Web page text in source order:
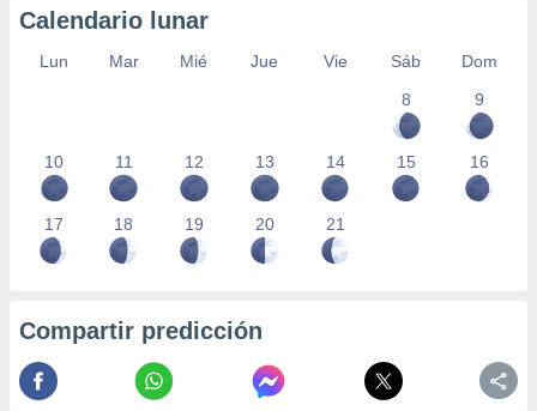
Calendario lunar
Lun Mar Mié Jue Vie Sáb
Dom
8
9
10 11 12 13 14 15 16
17 18 19 20 21
Compartir predicción